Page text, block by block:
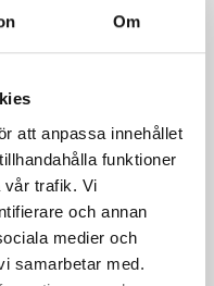
Om
att anpassa innehållet
funktioner
vår trafik. Vi
och annan
medier och
samarbetar med.
goda skinkmackor
smakrika röror